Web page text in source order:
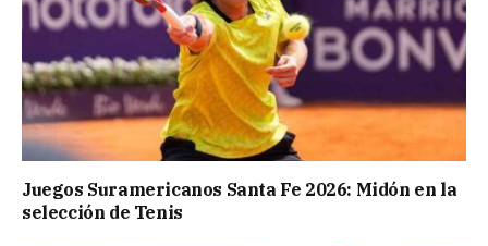
Juegos Suramericanos Santa Fe 2026: Midón en la
selección de Tenis